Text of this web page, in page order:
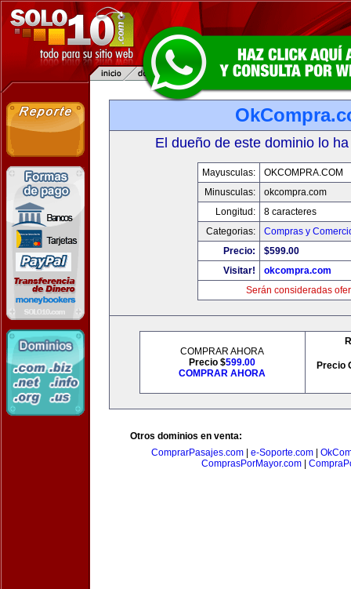
El dueño de este dominio lo
Mayusculas:
OKCOMPRA.COM
Minusculas:
okcompra.com
Longitud:
8 caracteres
Categorias:
Compras y
Precio:
$599.00
Visitar!
okcompra.com
Serán consideradas
COMPRAR AHORA
Precio $599.00
COMPRAR AHORA
Precio
Otros dominios en venta:
ComprarPasajes.com
e-Soporte.com
ComprasPorMayor.com|